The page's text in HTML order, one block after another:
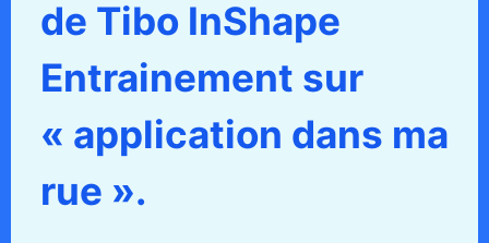
de Tibo InShape
Entrainement sur
« application dans ma
rue ».